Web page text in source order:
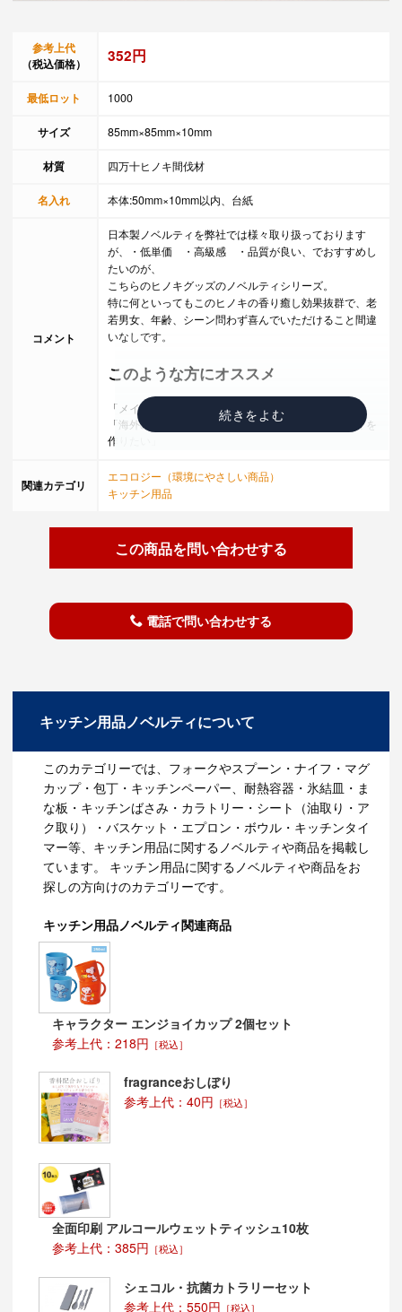
参考上代
（税込価格）
352円
最低ロット 1000
サイズ 85mm×85mm×10mm
材質 四万十ヒノキ間伐材
名入れ 本体:50mm×10mm以内、台紙
コメント
日本製ノベルティを弊社では様々取り扱っております
が、・低単価 ・高級感 ・品質が良い、でおすすめし
たいのが、
こちらのヒノキグッズのノベルティシリーズ。
特に何といってもこのヒノキの香り癒し効果抜群で、老
若男女、年齢、シーン問わず喜んでいただけること間違
いなしです。
このような方にオススメ
「メイドインジャパンのノベルティを作りたい」
「海外の人に喜ばれるような、日本らしいノベルティを
作りたい」
「高級感は出したいけれど、あまり予算はかけられな
い」
ノベルティをご検討される際は、様々なご要望をいただ
きますが、その様なお客様に是非ご案内したいのが、こ
ちらのヒノキグッズシリーズです。
高知県の四万十ヒノキを使ったシンプルなコースターで
す。ヒノキの香りが良く、仕事中の疲れも癒してくれま
けます。
ナルで作成することも出来るので、オリジナリティの高
いグッズを作ることが出来ます。
また、商品が良いというだけでなく、環境にも優しいの
で、こちらのノベルティを作ることでCSR活動の一環と
して企業PRをすることが出来ます。
アピールポイント
1、 間伐材活用を通して森林保全に貢献
間伐とは、森林の成長過程で密集化する立木を間引く過
になる事に繋がり、林業や地域の活性化に繋がります。
2、 Made in Japan加工のクオリティ
すべて国内加工～国内セットで対応しております。これ
能であり、また、made in JAPAN という付加価値をご
提供できます。
ヒノキの他にも杉コースターもあるので、是非お問い合
わせください。
関連カテゴリ
エコロジー（環境にやさしい商品）
キッチン用品
この商品を問い合わせする
電話で問い合わせする
キッチン用品ノベルティについて
このカテゴリーでは、フォークやスプーン・ナイフ・マグ
カップ・包丁・キッチンペーパー、耐熱容器・氷結皿・ま
な板・キッチンばさみ・カラトリー・シート（油取り・ア
ク取り）・バスケット・エプロン・ボウル・キッチンタイ
マー等、キッチン用品に関するノベルティや商品を掲載し
ています。 キッチン用品に関するノベルティや商品をお
探しの方向けのカテゴリーです。
キッチン用品ノベルティ関連商品
キャラクター エンジョイカップ 2個セット
参考上代：218円 ［税込］
fragranceおしぼり
参考上代：40円 ［税込］
全面印刷 アルコールウェットティッシュ10枚
参考上代：385円 ［税込］
シェコル・抗菌カトラリーセット
参考上代：550円 ［税込］